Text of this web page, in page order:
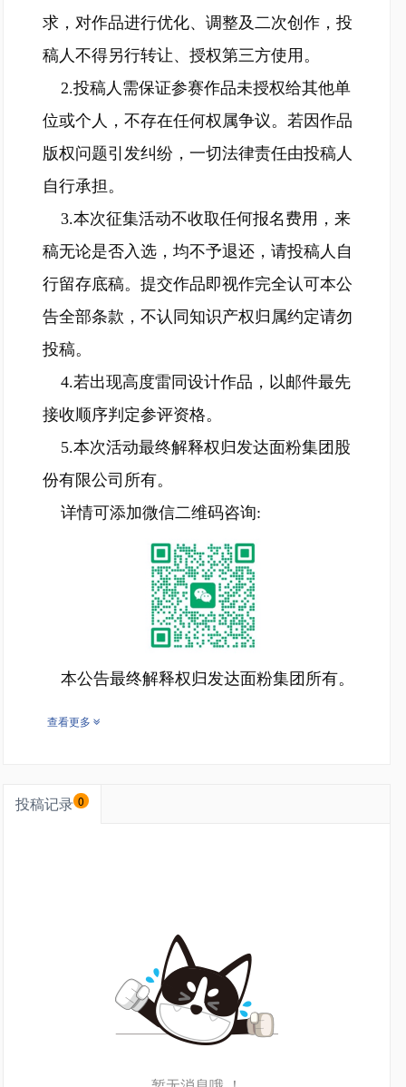
求，对作品进行优化、调整及二次创作，投
稿人不得另行转让、授权第三方使用。
2.投稿人需保证参赛作品未授权给其他单
位或个人，不存在任何权属争议。若因作品
版权问题引发纠纷，一切法律责任由投稿人
自行承担。
3.本次征集活动不收取任何报名费用，来
稿无论是否入选，均不予退还，请投稿人自
行留存底稿。提交作品即视作完全认可本公
告全部条款，不认同知识产权归属约定请勿
投稿。
4.若出现高度雷同设计作品，以邮件最先
接收顺序判定参评资格。
5.本次活动最终解释权归发达面粉集团股
份有限公司所有。
详情可添加微信二维码咨询:
本公告最终解释权归发达面粉集团所有。
查看更多
投稿记录 0